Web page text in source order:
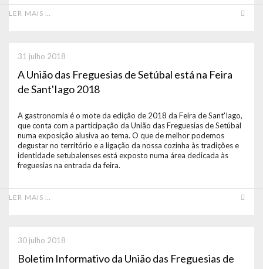
LER MAIS …
A União das Freguesias de Setúbal está na Feira
de Sant'Iago 2018
31 julho 2018
A gastronomia é o mote da edição de 2018 da Feira de Sant'Iago,
que conta com a participação da União das Freguesias de Setúbal
numa exposição alusiva ao tema. O que de melhor podemos
degustar no território e a ligação da nossa cozinha às tradições e
identidade setubalenses está exposto numa área dedicada às
freguesias na entrada da feira.
LER MAIS …
Boletim Informativo da União das Freguesias de
30 julho 2018